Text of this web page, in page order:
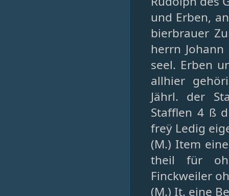
und Erben,
bierbrauer
herrn
seel. Erben
allhier
Jährl. der
Stafflen 4 ß
freÿ Ledig
(M.) Item
theil für
Finckweiler
(M.) It. eine